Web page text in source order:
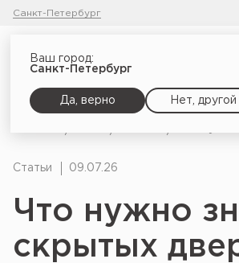
Санкт-Петербург
Ваш город:
Санкт-Петербург
Да, верно Нет, другой
Что
Статьи 09.07.26
Что нужно
скрытых